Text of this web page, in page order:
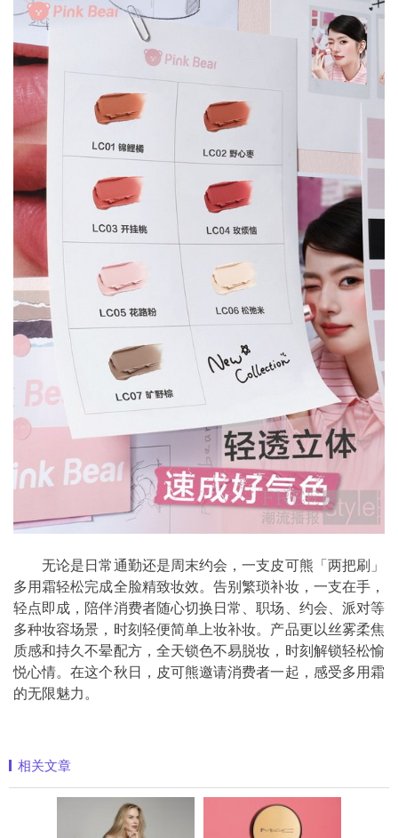
无论是日常通勤还是周末约会，一支皮可熊「两把刷」
多用霜轻松完成全脸精致妆效。告别繁琐补妆，一支在手，
轻点即成，陪伴消费者随心切换日常、职场、约会、派对等
多种妆容场景，时刻轻便简单上妆补妆。产品更以丝雾柔焦
质感和持久不晕配方，全天锁色不易脱妆，时刻解锁轻松愉
悦心情。在这个秋日，皮可熊邀请消费者一起，感受多用霜
的无限魅力。
相关文章